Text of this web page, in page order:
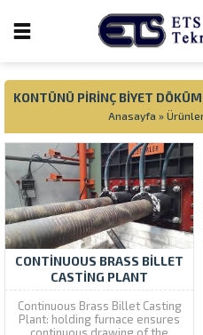
KONTÜNÜ PIRINÇ BIYET
Anasayfa »
CONTINUOUS BRASS BILLET
CASTING PLANT
Continuous Brass Billet Casting
Plant: holding furnace ensures